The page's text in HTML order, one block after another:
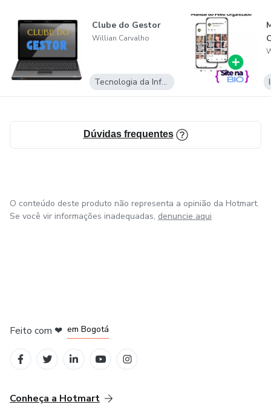
Clube do Gestor
Willian Carvalho
Tecnologia da Informação
Dúvidas frequentes
O conteúdo deste produto não representa a opinião da Hotmart.
Se você vir informações inadequadas, denuncie aqui
Feito com ❤ em Bogotá
Conheça a Hotmart